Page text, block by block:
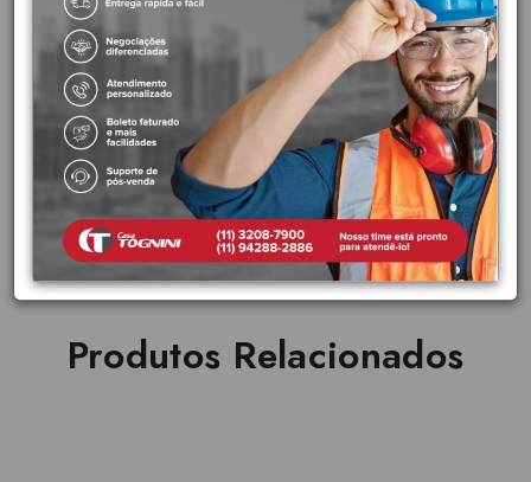
Material de FabricaçãoCPVC BLZM Policloreto vinilaCl
Cor
FunçãoConexão que veda a extremidade dos tubos
Características Tubos e conexões de CPVC
Pressão de serviço de 1,2 MPa (120 m.c.a. ou 175 psi) Certificação
Produtos Relacionados